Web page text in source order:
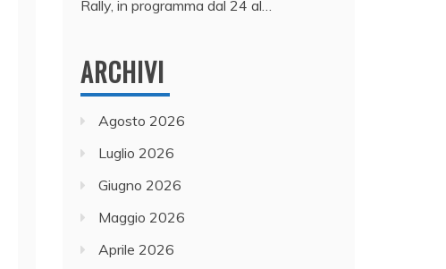
Rally, in programma dal 24 al…
ARCHIVI
Agosto 2026
Luglio 2026
Giugno 2026
Maggio 2026
Aprile 2026